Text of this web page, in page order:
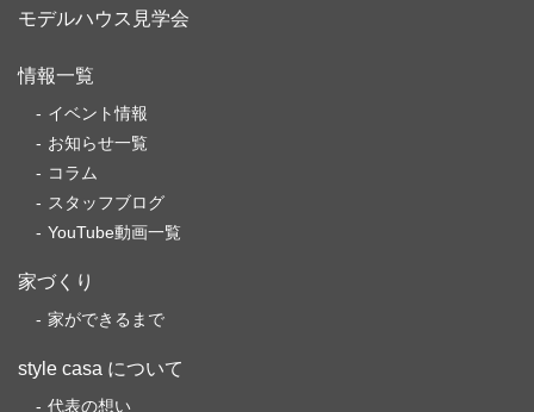
モデルハウス見学会
情報一覧
イベント情報
お知らせ一覧
コラム
スタッフブログ
YouTube動画一覧
家づくり
家ができるまで
style casa について
代表の想い